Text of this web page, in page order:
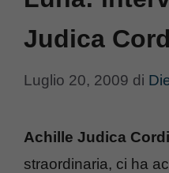
Judica
Luglio 20, 2009 di
Achille Judica
straordinaria, ci ha